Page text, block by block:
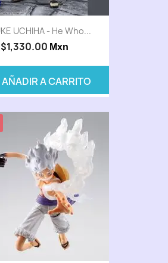
UCHIHA - He Who...
$1,330.00 Mxn
AÑADIR A CARRITO